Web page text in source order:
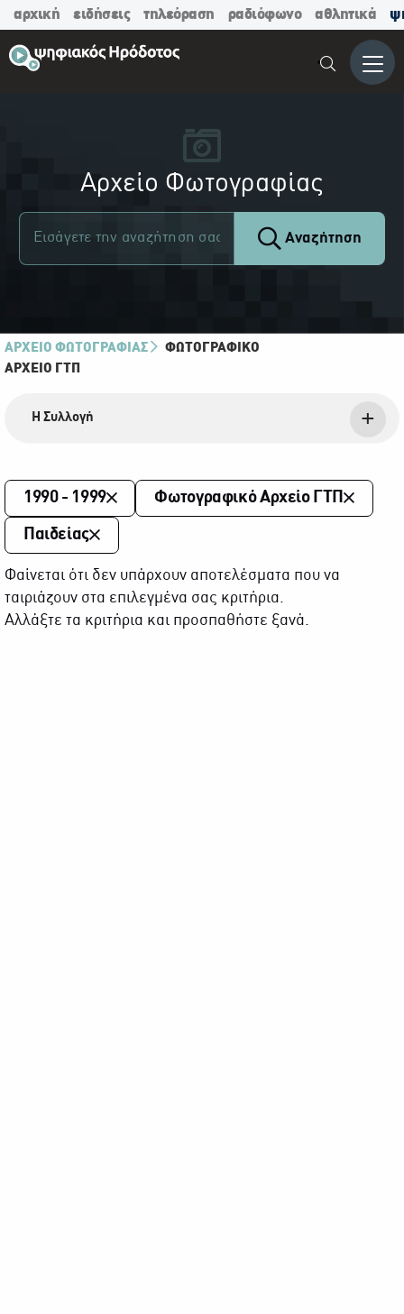
αρχική ειδήσεις τηλεόραση ραδιόφωνο αθλητικά
Μενού
Αρχείο Φωτογραφίας
Αναζήτηση
ΑΡΧΕΙΟ ΦΩΤΟΓΡΑΦΙΑΣ
ΦΩΤΟΓΡΑΦΙΚΌ
ΑΡΧΕΊΟ ΓΤΠ
Η Συλλογή
1990 - 1999 Φωτογραφικό Αρχείο ΓΤΠ
Παιδείας
Φαίνεται ότι δεν υπάρχουν αποτελέσματα που να
ταιριάζουν στα επιλεγμένα σας κριτήρια.
Αλλάξτε τα κριτήρια και προσπαθήστε ξανά.